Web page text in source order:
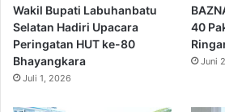
Wakil Bupati Labuhanbatu
Selatan Hadiri Upacara
Peringatan HUT ke-80
Bhayangkara
Juli 1, 2026
40
Juni